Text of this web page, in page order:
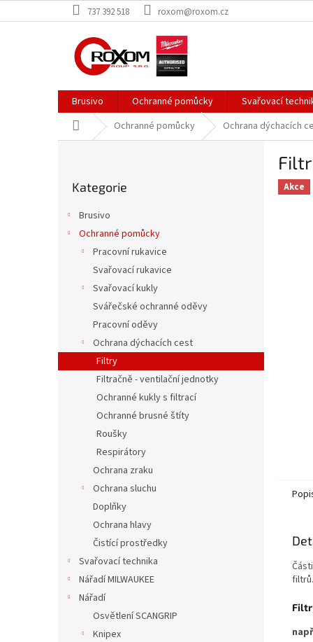
na
737 392 518 roxom@roxom.cz
Brusivo Ochranné pomůcky Svařovací
Domů Ochranné pomůcky Ochrana dýchacích
l
kategorie
Kategorie
Brusivo
Ochranné pomůcky
Pracovní rukavice
Svařovací rukavice
Svařovací kukly
Svářečské ochranné oděvy
Pracovní oděvy
Ochrana dýchacích cest
Filtry
Filtračně - ventilační jednotky
Ochranné kukly s filtrací
Ochranné brusné štíty
Roušky
Respirátory
Ochrana zraku
Ochrana sluchu
Doplňky
Ochrana hlavy
Čistící prostředky
Svařovací technika
Nářadí MILWAUKEE
Nářadí
Osvětlení SCANGRIP
Knipex
Filtr
Akce
filtrů.